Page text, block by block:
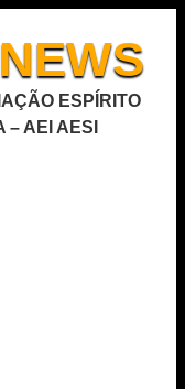
ESPÍRITO
AEI AESI